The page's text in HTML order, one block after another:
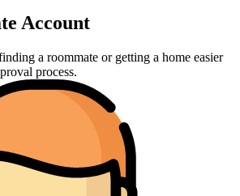
Account
a roommate or getting a home easier
process.